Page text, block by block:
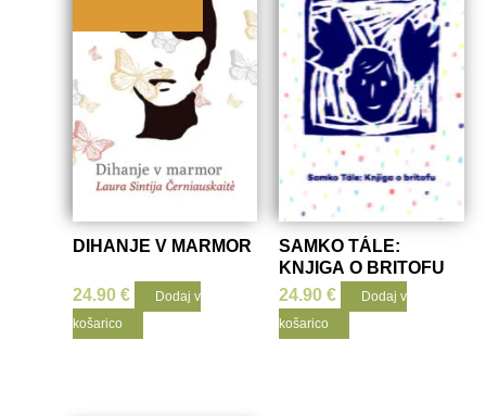
DIHANJE V MARMOR
24.90€
Dodaj v
košarico
SAMKO TÁLE:
KNJIGA O BRITOFU
24.90 €
Dodaj v
košarico